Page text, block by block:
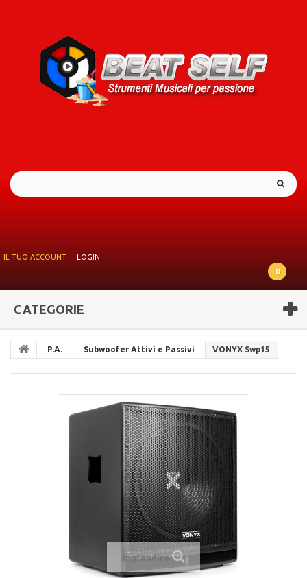
IL TUO ACCOUNT
LOGIN
0
CATEGORIE
P.A. Subwoofer Attivi e Passivi VONYX Swp15
Ingrandire